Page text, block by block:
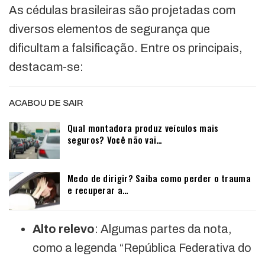
As cédulas brasileiras são projetadas com
diversos elementos de segurança que
dificultam a falsificação. Entre os principais,
destacam-se:
ACABOU DE SAIR
Qual montadora produz veículos mais
seguros? Você não vai…
Medo de dirigir? Saiba como perder o trauma
e recuperar a…
Alto relevo: Algumas partes da nota,
como a legenda “República Federativa do